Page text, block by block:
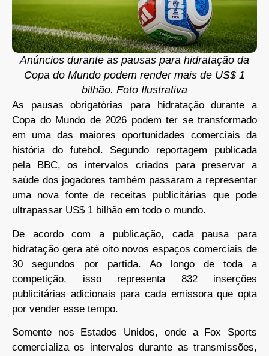
Anúncios durante as pausas para hidratação da
Copa do Mundo podem render mais de US$ 1
bilhão. Foto Ilustrativa
As pausas obrigatórias para hidratação durante a
Copa do Mundo de 2026 podem ter se transformado
em uma das maiores oportunidades comerciais da
história do futebol. Segundo reportagem publicada
pela BBC, os intervalos criados para preservar a
saúde dos jogadores também passaram a representar
uma nova fonte de receitas publicitárias que pode
ultrapassar US$ 1 bilhão em todo o mundo.
De acordo com a publicação, cada pausa para
hidratação gera até oito novos espaços comerciais de
30 segundos por partida. Ao longo de toda a
competição, isso representa 832 inserções
publicitárias adicionais para cada emissora que opta
por vender esse tempo.
Somente nos Estados Unidos, onde a Fox Sports
comercializa os intervalos durante as transmissões,